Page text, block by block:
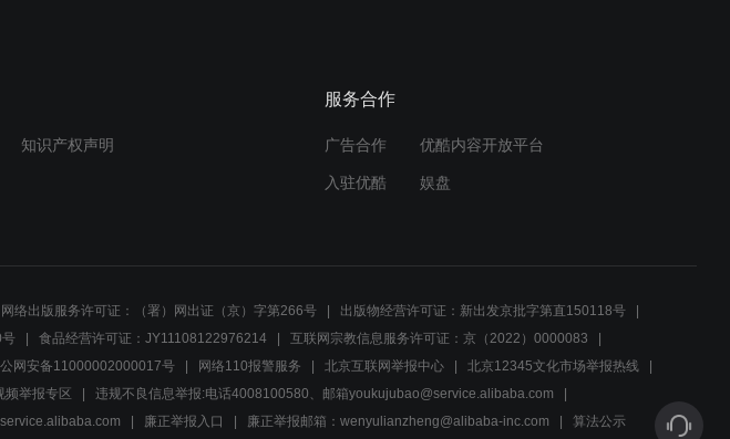
这真的是刑侦剧吗？这明明
01:33
爸妈眼中的电视剧VS我眼中
的电视剧
知识产权声明
服务合作
广告合作 优酷内容开放平台
入驻优酷 娱盘
网络出版服务许可证：（署）网出证（京）字第266号
出版物经营许可证：新出发京批字第直150118号
食品经营许可证：JY11108122976214
互联网宗教信息服务许可证：京（2022）0000083
网安备11000002000017号 网络110报警服务 北京互联网举报中心
北京12345文化市场举报热线
频举报专区
违规不良信息举报:电话4008100580、邮箱youkujubao@service.alibaba.com
廉正举报入口 廉正举报邮箱：wenyulianzheng@alibaba-inc.com 算法公示